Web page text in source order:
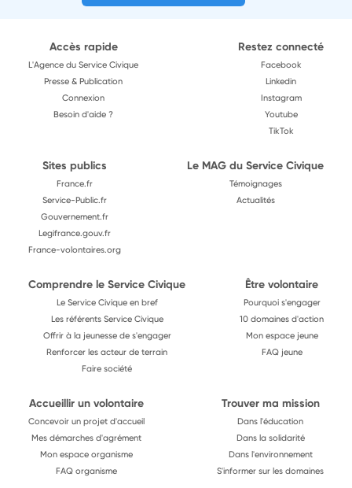
Accès rapide
L'Agence du Service Civique
Presse & Publication
Connexion
Besoin d'aide ?
Restez connecté
Facebook
Linkedin
Instagram
Youtube
TikTok
Sites publics
France.fr
Service-Public.fr
Gouvernement.fr
Legifrance.gouv.fr
France-volontaires.org
Le MAG du Service Civique
Témoignages
Actualités
Comprendre le Service Civique
Le Service Civique en bref
Les référents Service Civique
Offrir à la jeunesse de s'engager
Renforcer les acteur de terrain
Faire société
Être volontaire
Pourquoi s'engager
10 domaines d'action
Mon espace jeune
FAQ jeune
Accueillir un volontaire
Concevoir un projet d'accueil
Mes démarches d'agrément
Mon espace organisme
FAQ organisme
Trouver ma mission
Dans l'éducation
Dans la solidarité
Dans l'environnement
S'informer sur les domaines